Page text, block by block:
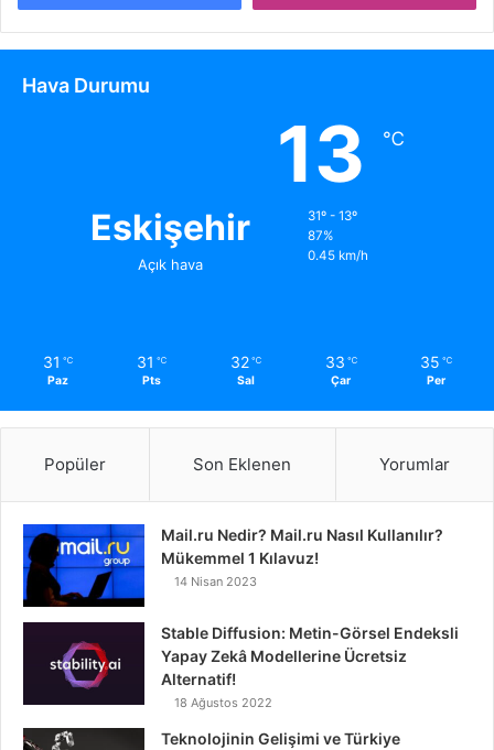
Hava Durumu
Eskişehir
Açık hava
13 ℃
31º - 13º
87%
0.45 km/h
31 ℃
Paz
31 ℃
Pts
32 ℃
Sal
33 ℃
Çar
35 ℃
Per
Popüler Son Eklenen Yorumlar
Mail.ru Nedir? Mail.ru Nasıl Kullanılır?
Mükemmel 1 Kılavuz!
14 Nisan 2023
Stable Diffusion: Metin-Görsel Endeksli
Yapay Zekâ Modellerine Ücretsiz
Alternatif!
18 Ağustos 2022
Teknolojinin Gelişimi ve Türkiye